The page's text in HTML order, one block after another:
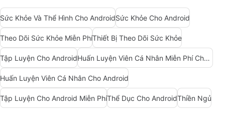
Sức Khỏe Và Thể Hình Cho AndroidSức Khỏe Cho Android
Theo Dõi Sức Khỏe Miễn PhíThiết Bị Theo Dõi Sức Khỏe
Tập Luyện Cho Android Huấn Luyện Viên Cá Nhân Miễn Phí Cho Android
Huấn Luyện Viên Cá Nhân Cho Android
Tập Luyện Cho Android Miễn PhíThể Dục Cho AndroidThiền Ngủ